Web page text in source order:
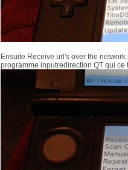
Ensuite Receive url's over the
programme inputredirection QT qui ce